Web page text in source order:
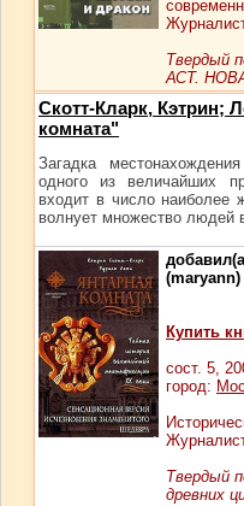
Твердый
АСТ.
Скотт-Кларк, Кэтрин;
комната"
Загадка
одного из величайших
входит в число наиболее
волнует множество людей
(maryann)
Купить
сост. 5,
город:
Твердый
древних